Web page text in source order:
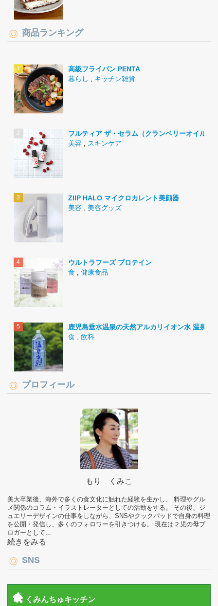
商品ランキング
高級フライパン PENTA
暮らし
キッチン雑貨
フルティア ザ・セラム（クランベリーオイル）
美容
スキンケア
ZIIP HALO マイクロカレント美顔器
美容
美容グッズ
ウルトラフーズ プロテイン
食
健康食品
鹿児島垂水温泉の天然アルカリイオン水 温泉水
食
飲料
プロフィール
もり くみこ
美大卒業後、海外で多くの食文化に触れた経験を生かし、 料理やグル
メ関係のコラム・イラストレーターとしての活動をする。 その後、ジ
ュエリーデザインの仕事をしながら、SNSやクックパッドで自身の料理
を公開・発信し、多くのフォロワーを引きつける。 現在は２児の母ブ
ロガーとして...
続きをみる
SNS
くみんちゅキッチン